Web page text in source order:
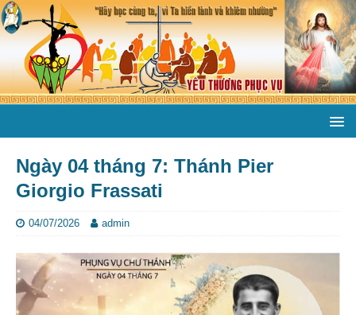
Ngày 04 tháng 7: Thánh Pier
Giorgio Frassati
04/07/2026 admin